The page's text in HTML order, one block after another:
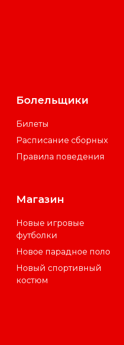
Болельщики
Билеты
Расписание сборных
Правила поведения
Магазин
Новые игровые
футболки
Новое парадное поло
Новый спортивный
костюм